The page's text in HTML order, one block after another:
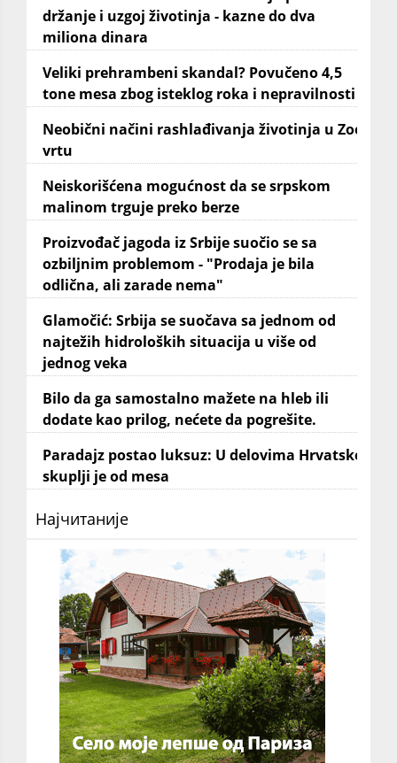
držanje i uzgoj životinja - kazne do dva
miliona dinara
Veliki prehrambeni skandal? Povučeno 4,5
tone mesa zbog isteklog roka i nepravilnosti
Neobični načini rashlađivanja životinja u Zoo
vrtu
Neiskorišćena mogućnost da se srpskom
malinom trguje preko berze
Proizvođač jagoda iz Srbije suočio se sa
ozbiljnim problemom - "Prodaja je bila
odlična, ali zarade nema"
Glamočić: Srbija se suočava sa jednom od
najtežih hidroloških situacija u više od
jednog veka
Bilo da ga samostalno mažete na hleb ili
dodate kao prilog, nećete da pogrešite.
Paradajz postao luksuz: U delovima Hrvatske
skuplji je od mesa
Најчитаније